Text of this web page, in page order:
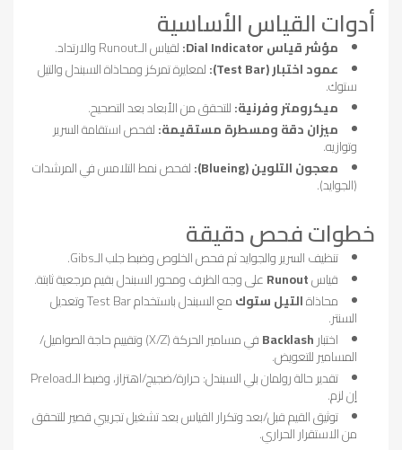
أدوات القياس الأساسية
مؤشر قياس Dial Indicator:
لقياس الـRunout والارتداد.
عمود اختبار (Test Bar):
لمعايرة تمركز ومحاذاة السبندل والتيل
ستوك.
ميكرومتر وفرنية:للتحقق من الأبعاد بعد التصحيح.
ميزان دقة ومسطرة مستقيمة:لفحص استقامة السرير
وتوازيه.
معجون التلوين (Blueing):
لفحص نمط التلامس في المرشدات
(الجوايد).
خطوات فحص دقيقة
تنظيف السرير والجوايد ثم فحص الخلوص وضبط جلب الـGibs.
قياسRunoutعلى وجه الظرف ومحور السبندل بقيم مرجعية ثابتة.
محاذاةالتيل ستوك مع السبندل باستخدام Test Bar وتعديل
السنتر.
اختبارBacklash في مسامير الحركة (X/Z) وتقييم حاجة الصواميل/
المسامير للتعويض.
تقدير حالة رولمان بلي السبندل: حرارة/ضجيج/اهتزاز، وضبط الـPreload
إن لزم.
توثيق القيم قبل/بعد وتكرار القياس بعد تشغيل تجريبي قصير للتحقق
من الاستقرار الحراري.